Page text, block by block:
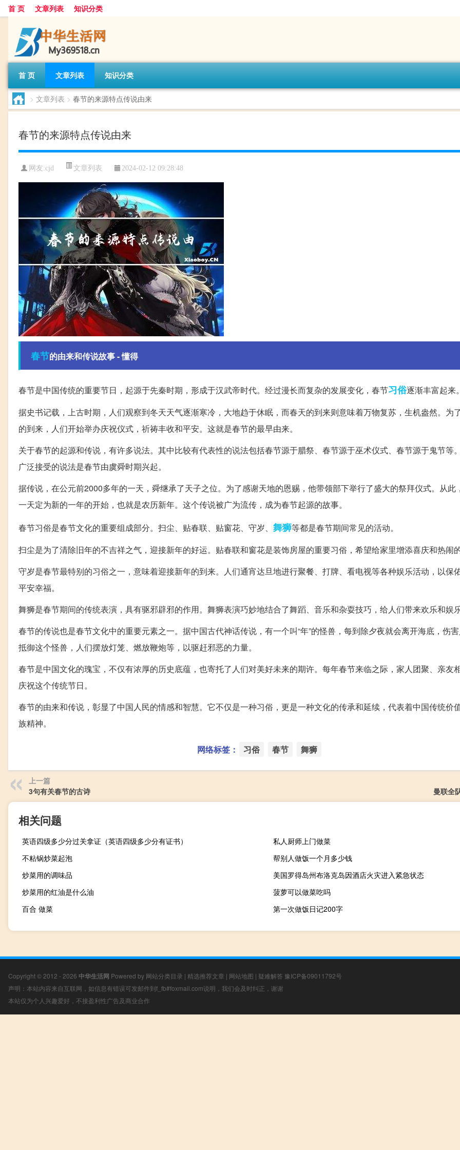
首 页 文章列表 知识分类
首 页 文章列表 知识分类
> 文章列表 > 春节的来源特点传说由来
春节的来源特点传说由来
网友:cjd 文章列表 2024-02-12 09:28:48
春节的由来和传说故事 - 懂得
春节是中国传统的重要节日，起源于先秦时期，形成于汉武帝时代。经过漫长而复杂的发展变化，春节习俗逐渐丰富起来
据史书记载，上古时期，人们观察到冬天天气逐渐寒冷，大地趋于休眠，而春天的到来则意味着万物复苏，生机盎然。为
的到来，人们开始举办庆祝仪式，祈祷丰收和平安。这就是春节的最早由来。
关于春节的起源和传说，有许多说法。其中比较有代表性的说法包括春节源于腊祭、春节源于巫术仪式、春节源于鬼节等
广泛接受的说法是春节由虞舜时期兴起。
据传说，在公元前2000多年的一天，舜继承了天子之位。为了感谢天地的恩赐，他带领部下举行了盛大的祭拜仪式。从此
一天定为新的一年的开始，也就是农历新年。这个传说被广为流传，成为春节起源的故事。
春节习俗是春节文化的重要组成部分。扫尘、贴春联、贴窗花、守岁、 舞狮等都是春节期间常见的活动。
扫尘是为了清除旧年的不吉祥之气，迎接新年的好运。贴春联和窗花是装饰房屋的重要习俗，希望给家里增添喜庆和热闹
守岁是春节最特别的习俗之一，意味着迎接新年的到来。人们通宵达旦地进行聚餐、打牌、看电视等各种娱乐活动，以保
平安幸福。
舞狮是春节期间的传统表演，具有驱邪辟邪的作用。舞狮表演巧妙地结合了舞蹈、音乐和杂耍技巧，给人们带来欢乐和娱
春节的传说也是春节文化中的重要元素之一。据中国古代神话传说，有一个叫“年”的怪兽，每到除夕夜就会离开海底，伤
抵御这个怪兽，人们摆放灯笼、燃放鞭炮等，以驱赶邪恶的力量。
春节是中国文化的瑰宝，不仅有浓厚的历史底蕴，也寄托了人们对美好未来的期许。每年春节来临之际，家人团聚、亲友
庆祝这个传统节日。
春节的由来和传说，彰显了中国人民的情感和智慧。它不仅是一种习俗，更是一种文化的传承和延续，代表着中国传统价
族精神。
网络标签： 习俗 春节 舞狮
上一篇
3句有关春节的古诗
曼联全
相关问题
英语四级多少分过关拿证（英语四级多少分有证书）
私人厨师上门做菜
不粘锅炒菜起泡
帮别人做饭一个月多少钱
炒菜用的调味品
美国罗得岛州布洛克岛因酒店火灾进入紧急状态
炒菜用的红油是什么油
菠萝可以做菜吃吗
百合 做菜
第一次做饭日记200字
Copyright © 2012 - 2026 中华生活网 Powered by 网站分类目录 | 精选推荐文章 | 网站地图 | 疑难解答 豫ICP备09011792号
声明：本站内容来自互联网，如信息有错误可发邮件到f_fb#foxmail.com说明，我们会及时纠正，谢谢
本站仅为个人兴趣爱好，不接盈利性广告及商业合作